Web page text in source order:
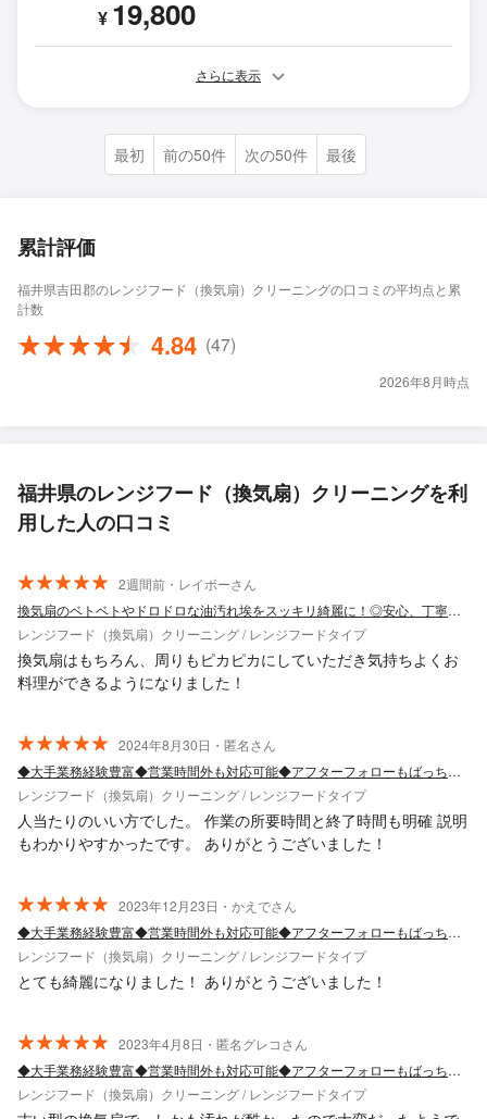
¥ 19,800
さらに表示
最初 前の50件 次の50件 最後
累計評価
福井県吉田郡のレンジフード（換気扇）クリーニングの口コミの平均点と累
計数
4.84 (47)
2026年8月時点
福井県のレンジフード（換気扇）クリーニングを利
用した人の口コミ
2週間前・レイボーさん
換気扇のベトベトやドロドロな油汚れ埃をスッキリ綺麗に！◎安心、丁寧、清潔！
レンジフード（換気扇）クリーニング / レンジフードタイプ
換気扇はもちろん、周りもピカピカにしていただき気持ちよくお
料理ができるようになりました！
2024年8月30日・匿名さん
◆大手業務経験豊富◆営業時間外も対応可能◆アフターフォローもばっちり！
レンジフード（換気扇）クリーニング / レンジフードタイプ
人当たりのいい方でした。 作業の所要時間と終了時間も明確 説明
もわかりやすかったです。 ありがとうございました！
2023年12月23日・かえでさん
◆大手業務経験豊富◆営業時間外も対応可能◆アフターフォローもばっちり！
レンジフード（換気扇）クリーニング / レンジフードタイプ
とても綺麗になりました！ ありがとうございました！
2023年4月8日・匿名グレコさん
◆大手業務経験豊富◆営業時間外も対応可能◆アフターフォローもばっちり！
レンジフード（換気扇）クリーニング / レンジフードタイプ